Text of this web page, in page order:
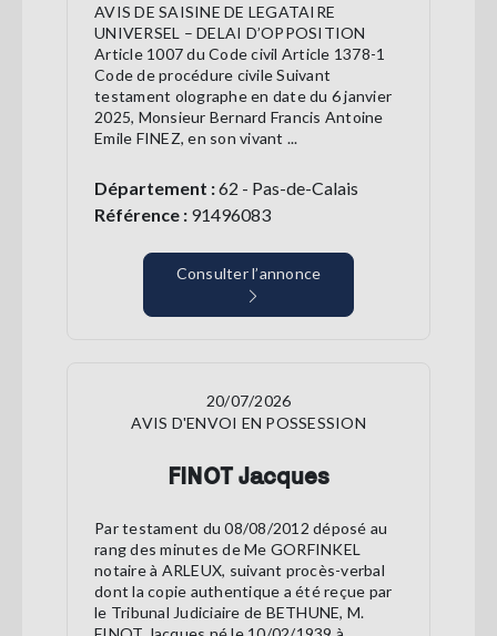
AVIS DE SAISINE DE LEGATAIRE
UNIVERSEL – DELAI D’OPPOSITION
Article 1007 du Code civil Article 1378-1
Code de procédure civile Suivant
testament olographe en date du 6 janvier
2025, Monsieur Bernard Francis Antoine
Emile FINEZ, en son vivant ...
Département :62 - Pas-de-Calais
Référence : 91496083
Consulter l’annonce
20/07/2026
AVIS D'ENVOI EN POSSESSION
FINOT Jacques
Par testament du 08/08/2012 déposé au
rang des minutes de Me GORFINKEL
notaire à ARLEUX, suivant procès-verbal
dont la copie authentique a été reçue par
le Tribunal Judiciaire de BETHUNE, M.